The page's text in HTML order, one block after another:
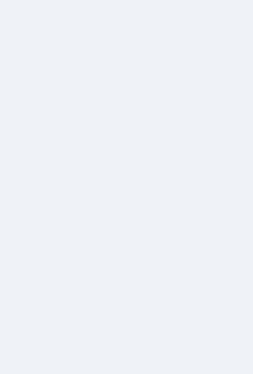
かいまき（掻巻き）超完全ガ
【最新版】掛け布団の選び方“
【アシストステッパー】ハン
【最新】手袋の選び方 完全ガ